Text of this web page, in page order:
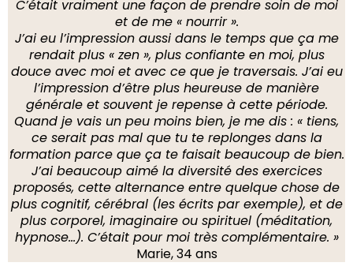
C’était vraiment une façon de prendre soin de moi
et de me « nourrir ».
J’ai eu l’impression aussi dans le temps que ça me
rendait plus « zen », plus confiante en moi, plus
douce avec moi et avec ce que je traversais. J’ai eu
l’impression d’être plus heureuse de manière
générale et souvent je repense à cette période.
Quand je vais un peu moins bien, je me dis : « tiens,
ce serait pas mal que tu te replonges dans la
formation parce que ça te faisait beaucoup de bien.
J’ai beaucoup aimé la diversité des exercices
proposés, cette alternance entre quelque chose de
plus cognitif, cérébral (les écrits par exemple), et de
plus corporel, imaginaire ou spirituel (méditation,
hypnose…). C’était pour moi très complémentaire. »
Marie, 34 ans